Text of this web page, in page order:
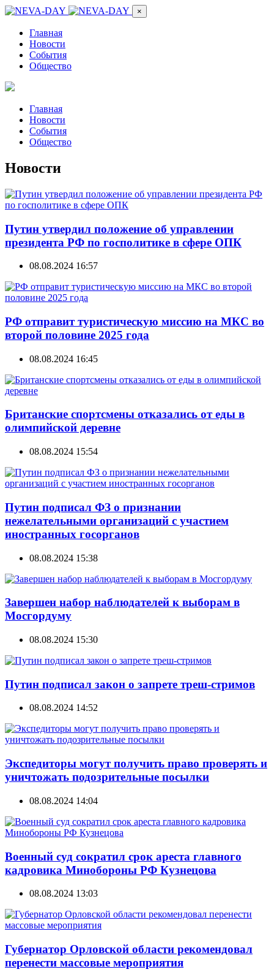
×
Главная
Новости
События
Общество
Главная
Новости
События
Общество
Новости
Путин утвердил положение об управлении
президента РФ по госполитике в сфере ОПК
08.08.2024 16:57
РФ отправит туристическую миссию на МКС во
второй половине 2025 года
08.08.2024 16:45
Британские спортсмены отказались от еды в
олимпийской деревне
08.08.2024 15:54
Путин подписал ФЗ о признании
нежелательными организаций с участием
иностранных госорганов
08.08.2024 15:38
Завершен набор наблюдателей к выборам в
Мосгордуму
08.08.2024 15:30
Путин подписал закон о запрете треш-стримов
08.08.2024 14:52
Экспедиторы могут получить право проверять и
уничтожать подозрительные посылки
08.08.2024 14:04
Военный суд сократил срок ареста главного
кадровика Минобороны РФ Кузнецова
08.08.2024 13:03
Губернатор Орловской области рекомендовал
перенести массовые мероприятия